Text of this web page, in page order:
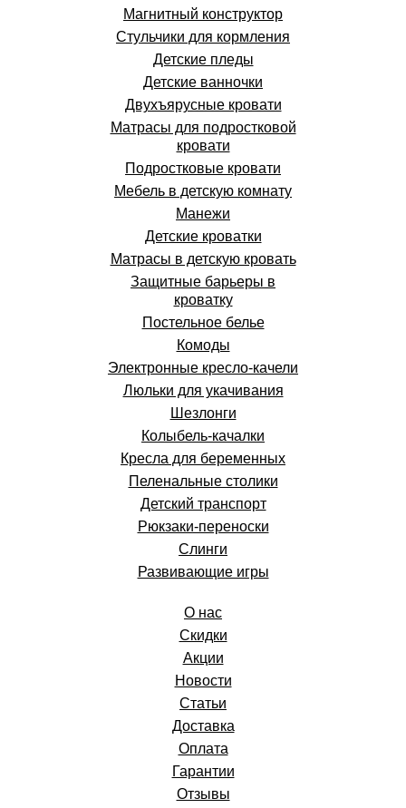
Магнитный конструктор
Стульчики для кормления
Детские пледы
Детские ванночки
Двухъярусные кровати
Матрасы для подростковой
кровати
Подростковые кровати
Мебель в детскую комнату
Манежи
Детские кроватки
Матрасы в детскую кровать
Защитные барьеры в
кроватку
Постельное белье
Комоды
Электронные кресло-качели
Люльки для укачивания
Шезлонги
Колыбель-качалки
Кресла для беременных
Пеленальные столики
Детский транспорт
Рюкзаки-переноски
Слинги
Развивающие игры
О нас
Скидки
Акции
Новости
Статьи
Доставка
Оплата
Гарантии
Отзывы